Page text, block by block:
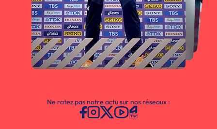
Ne ratez pas notre actu sur nos réseaux :